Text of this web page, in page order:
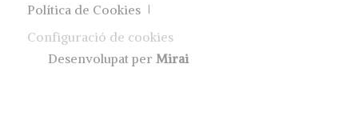
Política de Cookies
Configuració de cookies
Desenvolupat per Mirai